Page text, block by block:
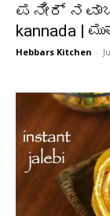
ಪನೀರ್ ನವಾಬಿ
kannada |
Hebbars Kitchen -